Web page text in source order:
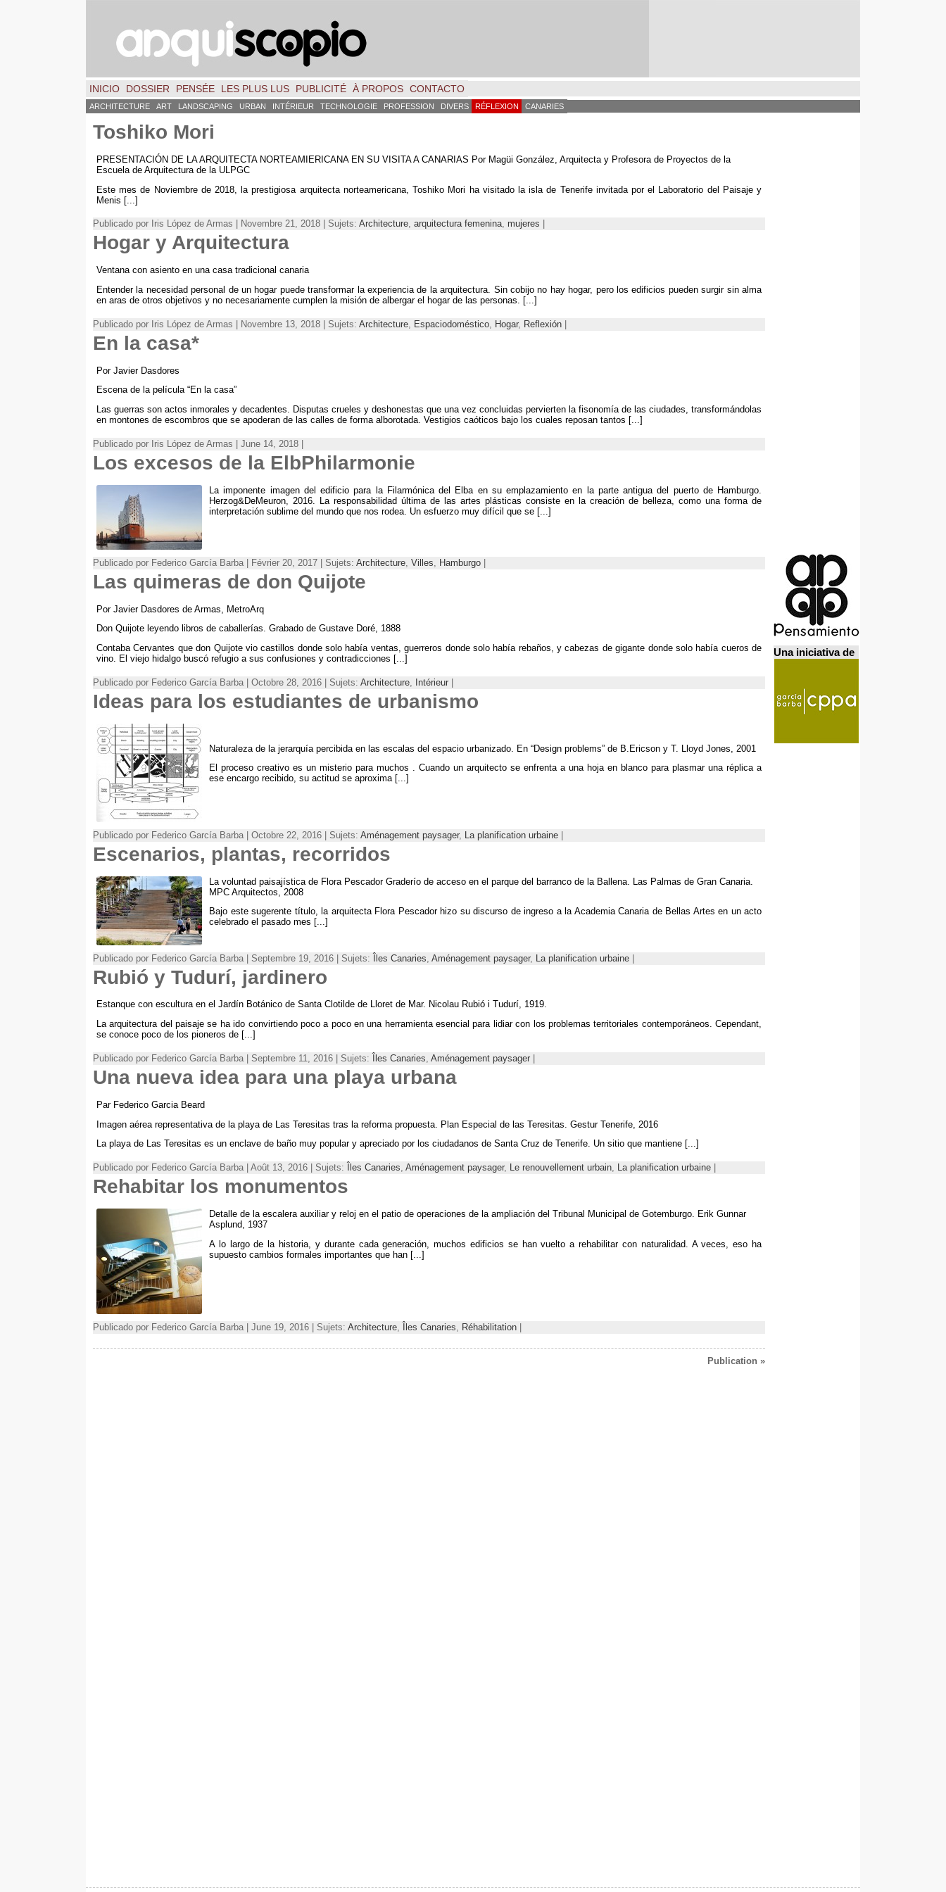
INICIO DOSSIER PENSÉE LES PLUS LUS PUBLICITÉ À PROPOS CONTACTO
ARCHITECTURE ART LANDSCAPING URBAN INTÉRIEUR TECHNOLOGIE PROFESSION DIVERS RÉFLEXION CANARIES
Toshiko Mori
PRESENTACIÓN DE LA ARQUITECTA NORTEAMIERICANA EN SU VISITA A CANARIAS Por Magüi González Arquitecta y Profesora de Proyectos de la
Escuela de Arquitectura de la ULPGC
Este mes de Noviembre de2018,la prestigiosa arquitecta norteamericana,Toshiko Mori ha visitado la isla de Tenerife invitada por el Laboratorio del Paisaje y
Menis [...]
Publicado por Iris López de Armas | Novembre 21, 2018 | Sujets: Architecture, arquitectura femenina, mujeres
Hogar y Arquitectura
Ventana con asiento en una casa tradicional canaria
Entender la necesidad personal de un hogar puede transformar la experiencia de la arquitectura Sin cobijo no hay hogar, pero los edificios pueden surgir sin alma
en aras de otros objetivos y no necesariamente cumplen la misión de albergar el hogar de las personas . [...]
Publicado por Iris López de Armas | Novembre 13, 2018 | Sujets: Architecture Espaciodoméstico Hogar, Reflexión
En la casa*
Por Javier Dasdores
Escena de la película“En la casa”
Las guerras son actos inmorales y decadentes. Disputas crueles y deshonestas que una vez concluidas pervierten la fisonomía de las ciudades, transformándolas
en montones de escombros que se apoderan de las calles de forma alborotada. Vestigios caóticos bajo los cuales reposan tantos [...]
Publicado por Iris López de Armas | June 14, 2018 |
Los excesos de la ElbPhilarmonie
La imponente imagen del edificio para la Filarmónica del Elba en su emplazamiento en la parte antigua del puerto de Hamburgo
Herzog& DeMeuron , 2016. La responsabilidad última de las artes plásticas consiste en la creación de belleza
como una forma de
interpretación sublime del mundo que nos rodea Un esfuerzo muy difícil que se [...]
Publicado por Federico García Barba | Février 20, 2017 | Sujets: Architecture Villes Hamburgo
Las quimeras de don Quijote
Por Javier Dasdores de Armas
MetroArq
Don Quijote leyendo libros de caballerías. Grabado de Gustave Doré, 1888
Contaba Cervantes que don Quijote vio castillos donde solo había ventas,guerreros donde solo había rebaños, y cabezas de gigante donde solo había cueros de
vino. El viejo hidalgo buscó refugio a sus confusiones y contradicciones [...]
Publicado por Federico García Barba | Octobre 28, 2016 | Sujets: Architecture Intérieur
Ideas para los estudiantes de urbanismo
Naturaleza de la jerarquía percibida en las escalas del espacio urbanizado . En “Design problems” de B.Ericson y T. Lloyd Jones , 2001
El proceso creativo es un misterio para muchos . Cuando un arquitecto se enfrenta a una hoja en blanco para plasmar una réplica a
ese encargo recibido, su actitud se aproxima[...]
Publicado por Federico García Barba | Octobre 22, 2016 | Sujets: Aménagement paysager, La planification urbaine
Escenarios, plantas, recorridos
La voluntad paisajística de Flora Pescador Graderío de acceso en el parque del barranco de la Ballena Las Palmas de Gran Canaria
MPC Arquitectos , 2008
Bajo este sugerente título, la arquitecta Flora Pescador hizo su discurso de ingreso a la Academia Canaria de Bellas Artes en un acto
celebrado el pasado mes [...]
Publicado por Federico García Barba | Septembre 19, 2016 | Sujets: Îles Canaries Aménagement paysager, La planification urbaine |
Rubió y Tudurí, jardinero
Estanque con escultura en el Jardín Botánico de Santa Clotilde de Lloret de Mar. Nicolau Rubió i Tudurí, 1919.
La arquitectura del paisaje se ha ido convirtiendo poco a poco en una herramienta esencial para lidiar con los problemas territoriales contemporáneos. Cependant,
se conoce poco de los pioneros de [...]
Publicado por Federico García Barba | Septembre 11, 2016 | Sujets: Îles Canaries Aménagement paysager
Una nueva idea para una playa urbana
Par Federico Garcia Beard
Imagen aérea representativa de la playa de Las Teresitas tras la reforma propuesta Plan Especial de las Teresitas Gestur Tenerife , 2016
La playa de Las Teresitas es un enclave de baño muy popular y apreciado por los ciudadanos de Santa Cruz de Tenerife. Un sitio que mantiene [...]
Publicado por Federico García Barba | Août 13, 2016 | Sujets: Îles Canaries, Aménagement paysager, Le renouvellement urbain, La planification urbaine
Rehabitar los monumentos
Detalle de la escalera auxiliar y reloj en el patio de operaciones de la ampliación del Tribunal Municipal de Gotemburgo
Erik Gunnar
Asplund , 1937
A lo largo de la historia, y durante cada generación ,muchos edificios se han vuelto a rehabilitar con naturalidad. A veces ,eso ha
supuesto cambios formales importantes que han [...]
Publicado por Federico García Barba | June 19, 2016 | Sujets: Architecture Îles Canaries Réhabilitation
Publication »
Una iniciativa de